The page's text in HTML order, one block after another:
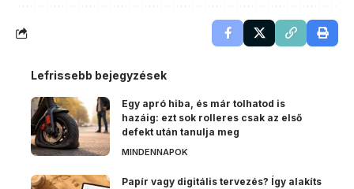
Lefrissebb bejegyzések
Egy apró hiba, és már tolhatod is
hazáig: ezt sok rolleres csak az első
defekt után tanulja meg
MINDENNAPOK
Papír vagy digitális tervezés? Így alakíts